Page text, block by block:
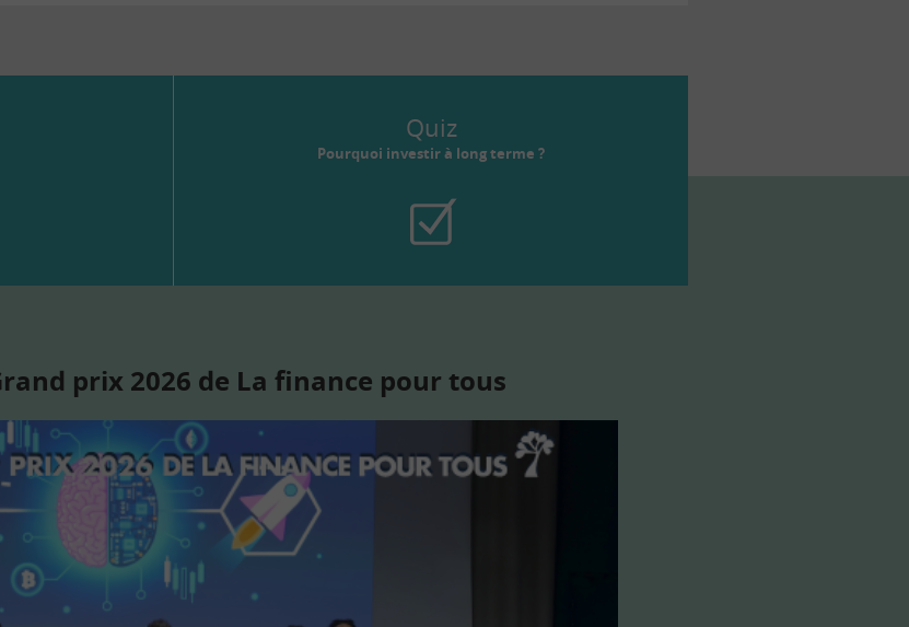
Quiz
Pourquoi investir à long terme ?
prix 2026 de La finance pour tous